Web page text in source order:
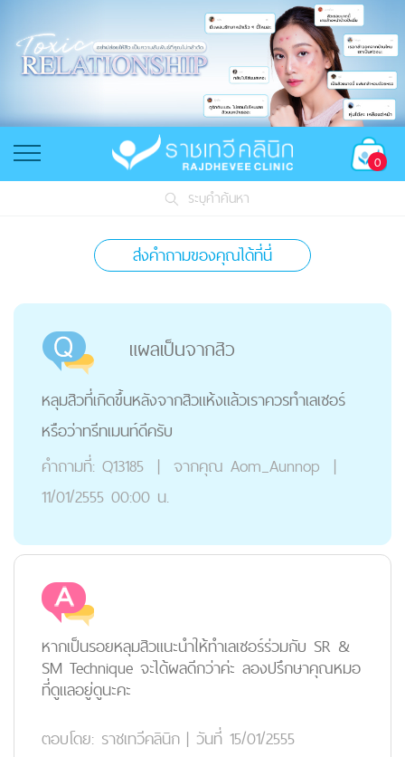
0
ระบุคำค้นหา
ส่งคำถามของคุณได้ที่นี่
แผลเป็นจากสิว
หลุมสิวที่เกิดขึ้นหลังจากสิวแห้งแล้วเราควรทำเลเซอร์
หรือว่าทรีทเมนท์ดีครับ
คำถามที่: Q13185 | จากคุณ Aom_Aunnop |
11/01/2555 00:00 น.
หากเป็นรอยหลุมสิวแนะนำให้ทำเลเซอร์ร่วมกับ SR &
SM Technique จะได้ผลดีกว่าค่ะ ลองปรึกษาคุณหมอ
ที่ดูแลอยู่ดูนะคะ
ตอบโดย: ราชเทวีคลินิก | วันที่ 15/01/2555